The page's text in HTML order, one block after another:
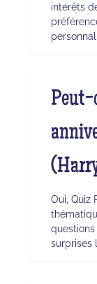
intérêts
Peut-
Oui, Quiz
surprises